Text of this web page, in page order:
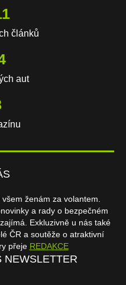
článků
aut
ženám za volantem.
a rady o bezpečném
Exkluzivně u nás také
ČR a soutěže o atraktivní
přeje REDAKCE
NEWSLETTER